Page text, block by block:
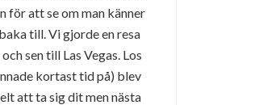
för att se om man känner
till. Vi gjorde en resa
sen till Las Vegas. Los
kortast tid på) blev
att ta sig dit men nästa